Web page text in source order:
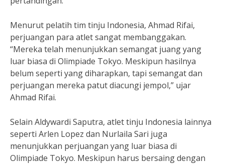
Menurut pelatih tim tinju Indonesia, Ahmad Rifai,
perjuangan para atlet sangat membanggakan.
“Mereka telah menunjukkan semangat juang yang
luar biasa di Olimpiade Tokyo. Meskipun hasilnya
belum seperti yang diharapkan, tapi semangat dan
perjuangan mereka patut diacungi jempol,” ujar
Ahmad Rifai.
Selain Aldywardi Saputra, atlet tinju Indonesia lainnya
seperti Arlen Lopez dan Nurlaila Sari juga
menunjukkan perjuangan yang luar biasa di
Olimpiade Tokyo. Meskipun harus bersaing dengan